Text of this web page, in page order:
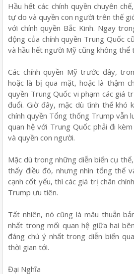
Hầu hết các chính quyền chuyên
tự do và quyền con người trên thế
với chính quyền Bắc Kinh. Ngay
động của chính quyền Trung Quốc
và hầu hết người Mỹ cũng không
Các chính quyền Mỹ trước đây,
hoặc là bị qua mặt, hoặc là thậm
quyền Trung Quốc vi phạm các giá
đuổi. Giờ đây, mặc dù tình thế khó
chính quyền Tổng thống Trump vẫn
quan hệ với Trung Quốc phải đi
và quyền con người.
Mặc dù trong những diễn biến cụ
thấy điều đó, nhưng nhìn tổng thể
cạnh cốt yếu, thì các giá trị chân
Trump ưu tiên.
Tất nhiên, nó cũng là mâu thuẫn
nhất trong mối quan hệ giữa hai
đáng chú ý nhất trong diễn biến
thời gian tới.
Đại Nghĩa